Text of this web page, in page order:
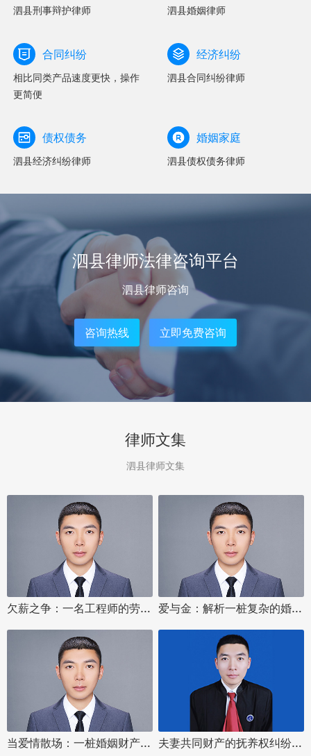
泗县刑事辩护律师 泗县婚姻律师
合同纠纷
相比同类产品速度更快，操作
更简便
经济纠纷
泗县合同纠纷律师
债权债务
泗县经济纠纷律师
婚姻家庭
泗县债权债务律师
泗县律师法律咨询平台
泗县律师咨询
咨询热线 立即免费咨询
律师文集
泗县律师文集
欠薪之争：一名工程师的劳动纠纷案 爱与金：解析一桩复杂的婚姻财产分割案
当爱情散场：一桩婚姻财产分割案的法律解读 夫妻共同财产的抚养权纠纷如何处理？